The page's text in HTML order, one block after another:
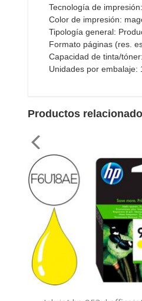
imágenes
Tecnología de
Color de impresión:
Tipología general:
Formato páginas (res.
Capacidad de tinta/
Unidades por embalaje:
Productos